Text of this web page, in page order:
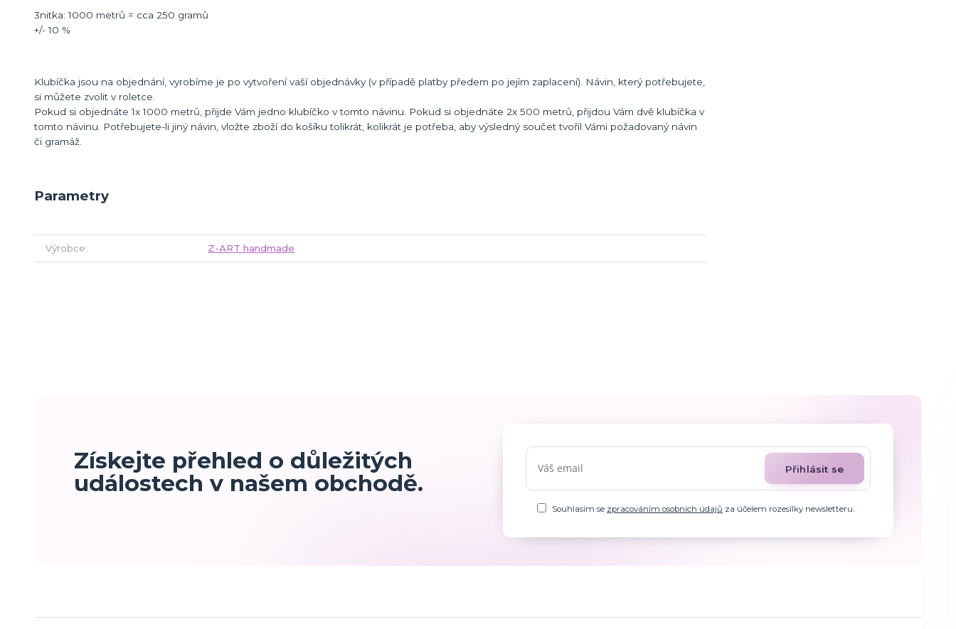
3nitka: 1000 metrů = cca 250 gramů
+/- 10 %
Klubíčka jsou na objednání, vyrobíme je po vytvoření vaší objednávky (v případě platby předem po jejím zaplacení). Návin, který potřebujete,
si můžete zvolit v roletce.
Pokud si objednáte 1x 1000 metrů, přijde Vám jedno klubíčko v tomto návinu. Pokud si objednáte 2x 500 metrů, přijdou Vám dvě klubíčka v
tomto návinu. Potřebujete-li jiný návin, vložte zboží do košíku tolikrát, kolikrát je potřeba, aby výsledný součet tvořil Vámi požadovaný návin
či gramáž.
Parametry
Výrobce Z-ART handmade
Získejte přehled o důležitých
událostech v našem obchodě.
Přihlásit se
Souhlasím se zpracováním osobních údajů za účelem rozesílky newsletteru.